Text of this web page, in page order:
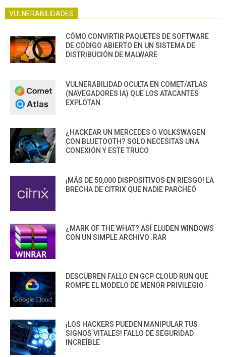
VULNERABILIDADES
CÓMO CONVIRTIR PAQUETES DE SOFTWARE
DE CÓDIGO ABIERTO EN UN SISTEMA DE
DISTRIBUCIÓN DE MALWARE
VULNERABILIDAD OCULTA EN COMET/ATLAS
(NAVEGADORES IA) QUE LOS ATACANTES
EXPLOTAN
¿HACKEAR UN MERCEDES O VOLKSWAGEN
CON BLUETOOTH? SOLO NECESITAS UNA
CONEXIÓN Y ESTE TRUCO
¡MÁS DE 50,000 DISPOSITIVOS EN RIESGO! LA
BRECHA DE CITRIX QUE NADIE PARCHEÓ
¿MARK OF THE WHAT? ASÍ ELUDEN WINDOWS
CON UN SIMPLE ARCHIVO .RAR
DESCUBREN FALLO EN GCP CLOUD RUN QUE
ROMPE EL MODELO DE MENOR PRIVILEGIO
¡LOS HACKERS PUEDEN MANIPULAR TUS
SIGNOS VITALES! FALLO DE SEGURIDAD
INCREÍBLE